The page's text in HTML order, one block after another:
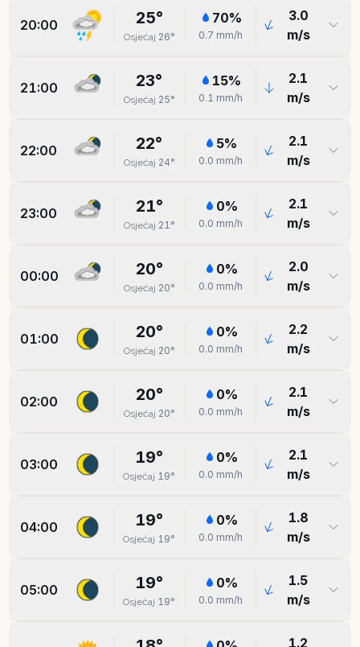
20:00 25°
Osjećaj 26°
70%
0.7 mm/h
3.0
m/s
21:00 23°
Osjećaj 25°
15%
0.1 mm/h
2.1
m/s
22:00 22°
Osjećaj 24°
5%
0.0 mm/h
2.1
m/s
23:00 21°
Osjećaj 21°
0%
0.0 mm/h
2.1
m/s
00:00 20°
Osjećaj 20°
0%
0.0 mm/h
2.0
m/s
01:00 20°
Osjećaj 20°
0%
0.0 mm/h
2.2
m/s
02:00 20°
Osjećaj 20°
0%
0.0 mm/h
2.1
m/s
03:00 19°
Osjećaj 19°
0%
0.0 mm/h
2.1
m/s
04:00 19°
Osjećaj 19°
0%
0.0 mm/h
1.8
m/s
05:00 19°
Osjećaj 19°
0%
0.0 mm/h
1.5
m/s
1.2